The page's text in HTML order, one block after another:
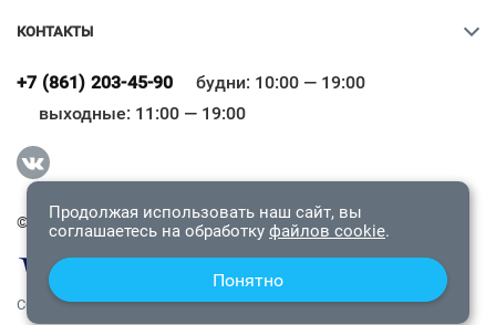
КОНТАКТЫ
+7 (861) 203-45-90
будни: 10:00 — 19:00
выходные: 11:00 — 19:00
© 2009-2026 «Водолей Онлайн». Все права защищены.
СОГЛАШЕНИЕ О КОНФИДЕНЦИАЛЬНОСТИ
Всё верно
Продолжая использовать наш сайт, вы
соглашаетесь на обработку файлов cookie.
Понятно